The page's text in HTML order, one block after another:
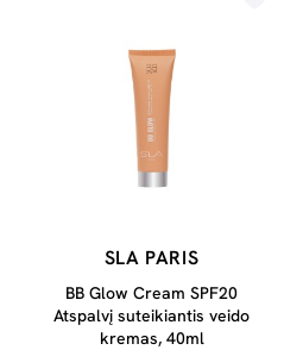
SLA PARIS
BB Glow Cream SPF20
Atspalvį suteikiantis veido
kremas, 40ml